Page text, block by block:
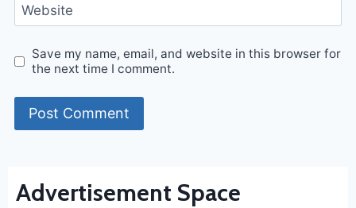
Website
Save my name, email, and website in this browser for
the next time I comment.
Advertisement Space